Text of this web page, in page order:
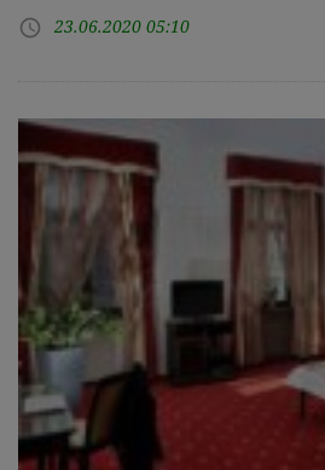
access_time 23.06.2020 05:10